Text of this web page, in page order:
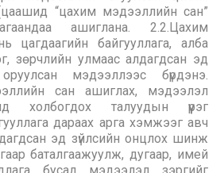
“цахим мэдээллийн сан”
ашиглана. 2.2.Цахим
цагдаагийн байгууллага, алба
зөрчлийн улмаас алдагдсан эд
мэдээллээс бүрдэнэ.
сан ашиглах, мэдээлэл
холбогдох талуудын үүрэг
дараах арга хэмжээг авч
эд зүйлсийн онцлох шинж
баталгаажуулж, дугаар, имей